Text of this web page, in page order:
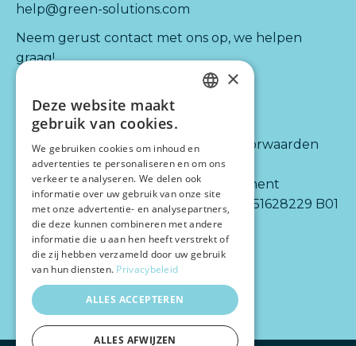
help@green-solutions.com
Neem gerust contact met ons op, we helpen
graag!
Kijk ook naar:
Diensten
Integraties
Partners
Over ons
Informatie
Algemene voorwaarden
Disclaimer
Privacy statement
BTW-nr.: NL 851628229 B01
×
Deze website maakt
gebruik van cookies.
We gebruiken cookies om inhoud en
advertenties te personaliseren en om ons
verkeer te analyseren. We delen ook
informatie over uw gebruik van onze site
met onze advertentie- en analysepartners,
die deze kunnen combineren met andere
informatie die u aan hen heeft verstrekt of
die zij hebben verzameld door uw gebruik
van hun diensten. Privacybeleid
ALLES ACCEPTEREN
ALLES AFWIJZEN